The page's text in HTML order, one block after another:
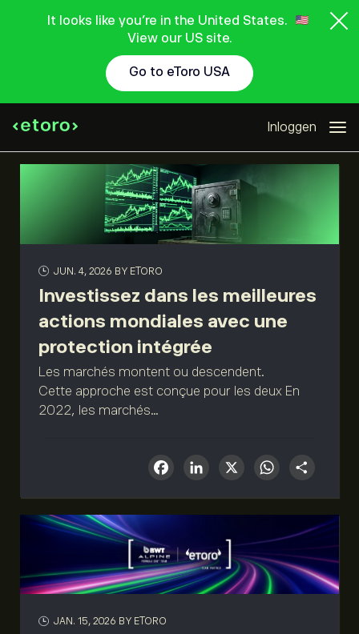
It looks like you're in the United States.
View our US site.
Go to eToro USA
Inloggen
JUN. 4, 2026 BY ETORO
Investissez dans les meilleures
actions mondiales avec une
protection intégrée
Les marchés montent ou descendent.
Cette approche est conçue pour les deux En
2022, les marchés...
Facebook
LinkedIn
X
JAN. 15, 2026 BY ETORO